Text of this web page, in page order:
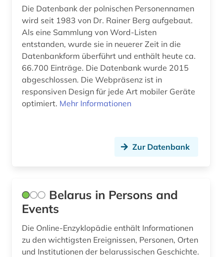
manuskript (1)
marketing (1)
minderheitensprache (1)
miroslav (1)
mittelalter (1)
mittellatein (1)
montenegro (2)
musik (3)
musikwissenschaft (1)
muße (1)
Die Datenbank der polnischen Personennamen
wird seit 1983 von Dr. Rainer Berg aufgebaut.
Als eine Sammlung von Word-Listen
entstanden, wurde sie in neuerer Zeit in die
Datenbankform überführt und enthält heute ca.
66.700 Einträge. Die Datenbank wurde 2015
abgeschlossen. Die Webpräsenz ist in
responsiven Design für jede Art mobiler Geräte
optimiert. Mehr Informationen
Zur Datenbank
Belarus in Persons and
Events
Die Online-Enzyklopädie enthält Informationen
zu den wichtigsten Ereignissen, Personen, Orten
und Institutionen der belarussischen Geschichte.